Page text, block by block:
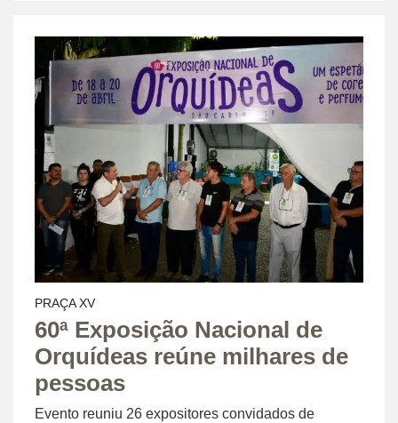
PRAÇA XV
60ª Exposição Nacional de
Orquídeas reúne milhares de
pessoas
Evento reuniu 26 expositores convidados de